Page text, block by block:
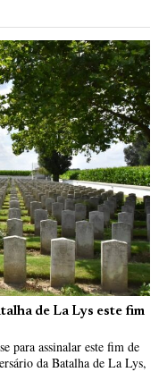
de La Lys este fim
para assinalar este fim de
da Batalha de La Lys,